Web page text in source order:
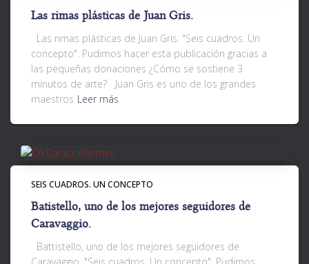
Las rimas plásticas de Juan Gris.
Las rimas plásticas de Juan Gris. "Seis cuadros. Un
concepto". Pudimos hacer esta publicación gracias a
las pequeñas donaciones ¿Cómo se sostiene 3
minutos de arte? Juan Gris es uno de los grandes
maestros Leer más
SEIS CUADROS. UN CONCEPTO
Batistello, uno de los mejores seguidores de
Caravaggio.
Battistello, uno de los mejores seguidores de